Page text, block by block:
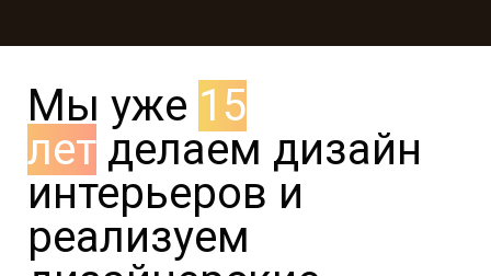
Мы уже 15
лет делаем дизайн
интерьеров и
реализуем